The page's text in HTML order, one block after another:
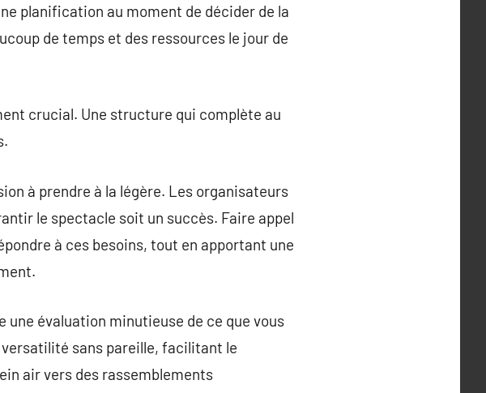
planification au moment de décider de la
de temps et des ressources le jour de
crucial. Une structure qui complète au
à prendre à la légère. Les organisateurs
le spectacle soit un succès. Faire appel
à ces besoins, tout en apportant une
évaluation minutieuse de ce que vous
sans pareille, facilitant le
air vers des rassemblements